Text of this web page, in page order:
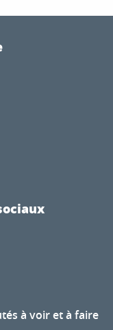
à voir et à faire